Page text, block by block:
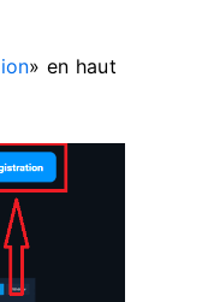
» en haut